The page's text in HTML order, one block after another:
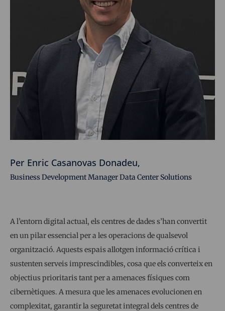
Per Enric Casanovas Donadeu,
Business Development Manager Data Center Solutions
A l’entorn digital actual, els centres de dades s’han convertit
en un pilar essencial per a les operacions de qualsevol
organització. Aquests espais allotgen informació crítica i
sustenten serveis imprescindibles, cosa que els converteix en
objectius prioritaris tant per a amenaces físiques com
cibernètiques. A mesura que les amenaces evolucionen en
complexitat, garantir la seguretat integral dels centres de